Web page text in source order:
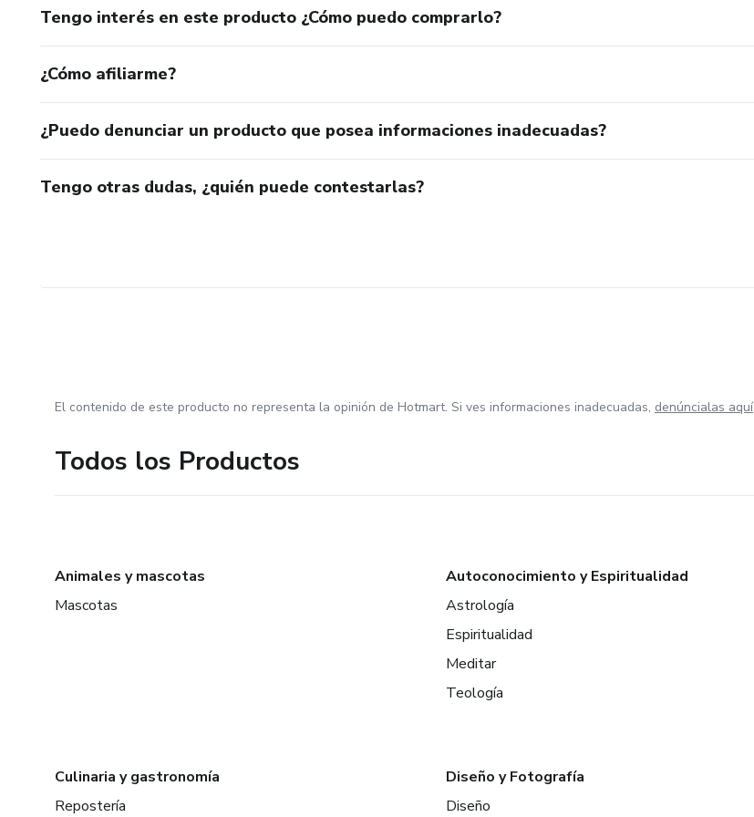
Tengo interés en este producto ¿Cómo puedo comprarlo?
¿Cómo afiliarme?
¿Puedo denunciar un producto que posea informaciones inadecuadas?
Tengo otras dudas, ¿quién puede contestarlas?
El contenido de este producto no representa la opinión de Hotmart. Si ves informaciones inadecuadas, denúncialas aquí
Todos los Productos
Animales y mascotas
Mascotas
Autoconocimiento y Espiritualidad
Astrología
Espiritualidad
Meditar
Teología
Culinaria y gastronomía
Repostería
Diseño y Fotografía
Diseño